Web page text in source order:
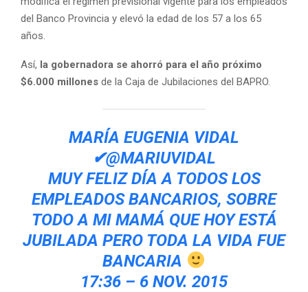
del Banco Provincia y elevó la edad de los 57 a los 65
años.
Así, la gobernadora se ahorró para el año próximo
$6.000 millones de la Caja de Jubilaciones del BAPRO.
MARÍA EUGENIA VIDAL
✔@MARIUVIDAL
MUY FELIZ DÍA A TODOS LOS
EMPLEADOS BANCARIOS, SOBRE
TODO A MI MAMÁ QUE HOY ESTÁ
JUBILADA PERO TODA LA VIDA FUE
BANCARIA
17:36 – 6 NOV. 2015